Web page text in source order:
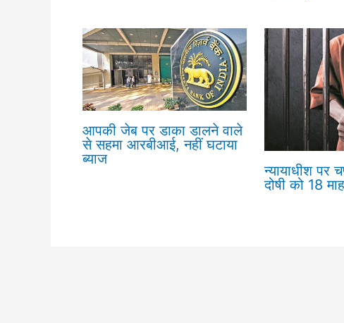
आपकी जेब पर डाका डालने वाले
से सहमा आरबीआई, नहीं घटाया
ब्याज
न्यायाधीश
दोषी को 18